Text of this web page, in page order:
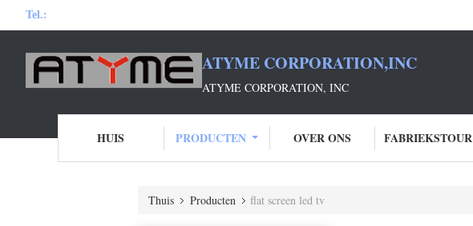
Tel.:
ATYME CORPORATION,INC
ATYME CORPORATION, INC
HUIS PRODUCTEN OVER ONS FABRIEKSTOUR
Thuis Producten flat screen led tv